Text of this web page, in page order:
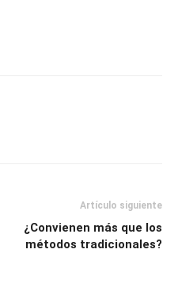
Artículo siguiente
¿Convienen más que los
métodos tradicionales?